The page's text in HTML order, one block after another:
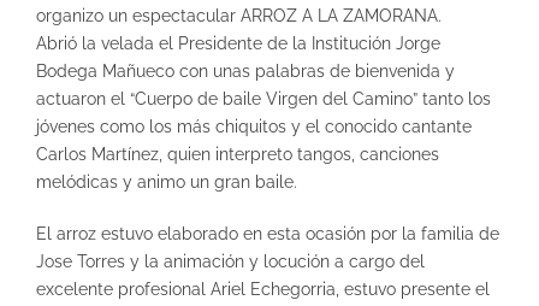
organizo un espectacular ARROZ A LA ZAMORANA.
Abrió la velada el Presidente de la Institución Jorge
Bodega Mañueco con unas palabras de bienvenida y
actuaron el “Cuerpo de baile Virgen del Camino” tanto los
jóvenes como los más chiquitos y el conocido cantante
Carlos Martínez, quien interpreto tangos, canciones
melódicas y animo un gran baile.
El arroz estuvo elaborado en esta ocasión por la familia de
Jose Torres y la animación y locución a cargo del
excelente profesional Ariel Echegorria, estuvo presente el